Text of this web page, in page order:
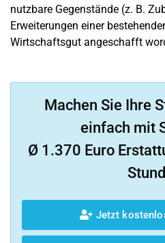
nutzbare Gegenstände (z. B.
Erweiterungen einer
Wirtschaftsgut angeschafft
Machen Sie Ihre
einfach mit
Ø 1.370 Euro
Jetzt